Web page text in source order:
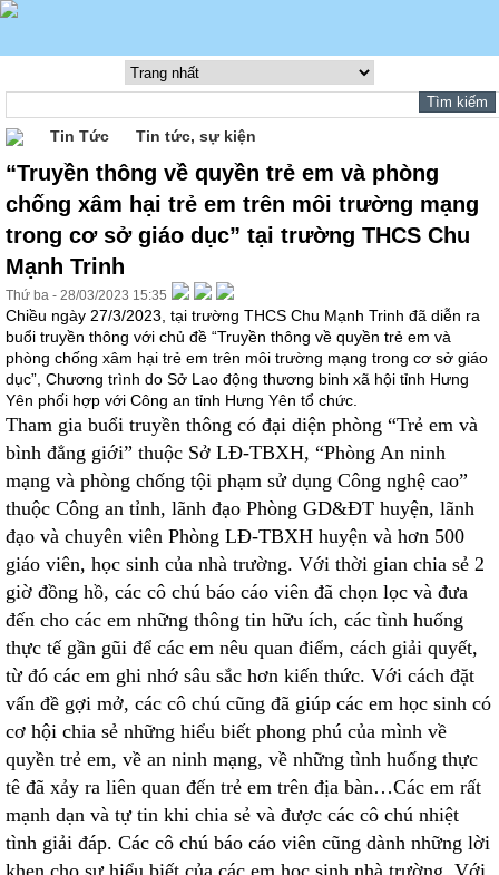
Tin Tức Tin tức, sự kiện
“Truyền thông về quyền trẻ em và phòng
chống xâm hại trẻ em trên môi trường mạng
trong cơ sở giáo dục” tại trường THCS Chu
Mạnh Trinh
Thứ ba - 28/03/2023 15:35
Chiều ngày 27/3/2023, tại trường THCS Chu Mạnh Trinh đã diễn ra
buổi truyền thông với chủ đề “Truyền thông về quyền trẻ em và
phòng chống xâm hại trẻ em trên môi trường mạng trong cơ sở giáo
dục”, Chương trình do Sở Lao động thương binh xã hội tỉnh Hưng
Yên phối hợp với Công an tỉnh Hưng Yên tổ chức.
Tham gia buổi truyền thông có đại diện phòng “Trẻ em và
bình đẳng giới” thuộc Sở LĐ-TBXH, “Phòng An ninh
mạng và phòng chống tội phạm sử dụng Công nghệ cao”
thuộc Công an tỉnh, lãnh đạo Phòng GD&ĐT huyện, lãnh
đạo và chuyên viên Phòng LĐ-TBXH huyện và hơn 500
giáo viên, học sinh của nhà trường. Với thời gian chia sẻ 2
giờ đồng hồ, các cô chú báo cáo viên đã chọn lọc và đưa
đến cho các em những thông tin hữu ích, các tình huống
thực tế gần gũi để các em nêu quan điểm, cách giải quyết,
từ đó các em ghi nhớ sâu sắc hơn kiến thức. Với cách đặt
vấn đề gợi mở, các cô chú cũng đã giúp các em học sinh có
cơ hội chia sẻ những hiểu biết phong phú của mình về
quyền trẻ em, về an ninh mạng, về những tình huống thực
tê đã xảy ra liên quan đến trẻ em trên địa bàn…Các em rất
mạnh dạn và tự tin khi chia sẻ và được các cô chú nhiệt
tình giải đáp. Các cô chú báo cáo viên cũng dành những lời
khen cho sự hiểu biết của các em học sinh nhà trường. Với